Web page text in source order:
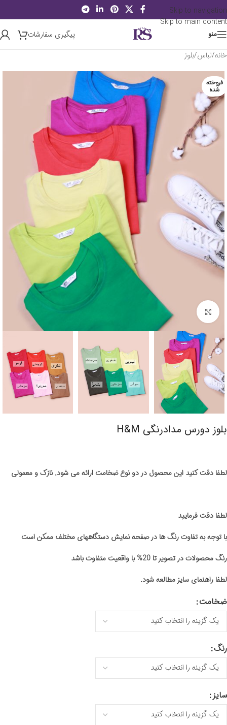
Skip to navigation
Skip to main content
منو
پیگیری سفارشات
خانه/لباس/بلوز
فروخته
شده
برای بزرگنمایی کلیک کنید
بلوز دورس مدادرنگی H&M
لطفا دقت کنید این محصول در دو نوع ضخامت ارائه می شود. نازک و معمولی
لطفا دقت فرمایید
با توجه به تفاوت رنگ ها در صفحه نمایش دستگاههای مختلف ممکن است
رنگ محصولات در تصویر تا 20% با واقعیت متفاوت باشد
لطفا راهنمای سایز مطالعه شود.
ضخامت
رنگ
سایز